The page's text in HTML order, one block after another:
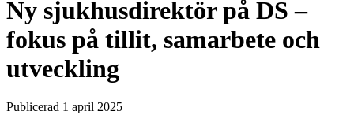
Ny sjukhusdirektör på DS –
fokus på tillit, samarbete och
utveckling
Publicerad 1 april 2025